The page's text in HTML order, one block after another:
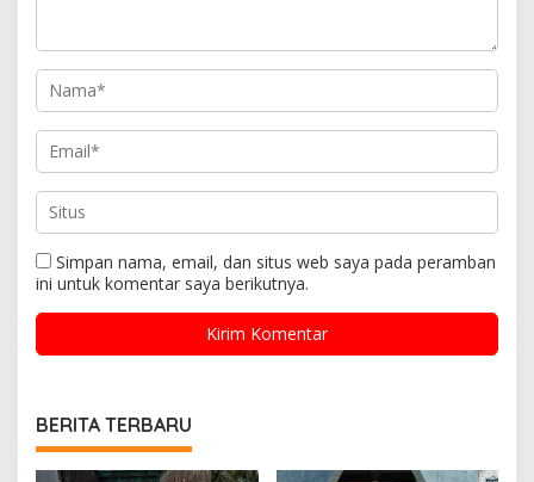
Simpan nama, email, dan situs web saya pada peramban
ini untuk komentar saya berikutnya.
BERITA TERBARU